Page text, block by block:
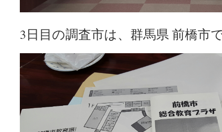
3日目の調査市は、群馬県 前橋市